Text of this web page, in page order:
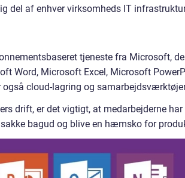
del af enhver virksomheds IT
tjeneste fra Microsoft,
Word, Microsoft Excel, Microsoft
cloud-lagring og
drift, er det vigtigt, at medarbejderne
bagud og blive en hæmsko for